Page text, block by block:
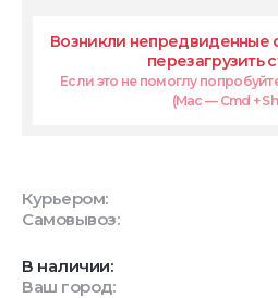
Возникли непредвиденные
перезагрузить
Если это не помоглу
(Mac — Cmd +
Курьером:
Самовывоз:
В наличии:
Ваш город: